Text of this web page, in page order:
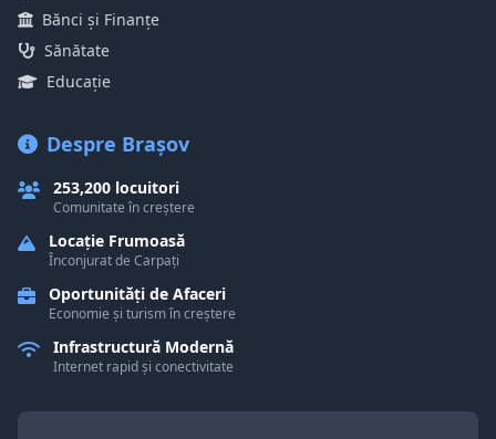
Bănci și Finanțe
Sănătate
Educație
Despre Brașov
253,200 locuitori
Comunitate în creștere
Locație Frumoasă
Înconjurat de Carpați
Oportunități de Afaceri
Economie și turism în creștere
Infrastructură Modernă
Internet rapid și conectivitate